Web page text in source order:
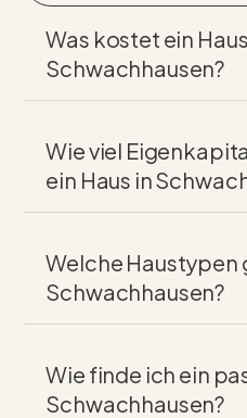
Was kostet ein
Schwachhausen?
Wie viel
ein Haus in
Welche Haustypen
Schwachhausen?
Wie finde ich ein
Schwachhausen?